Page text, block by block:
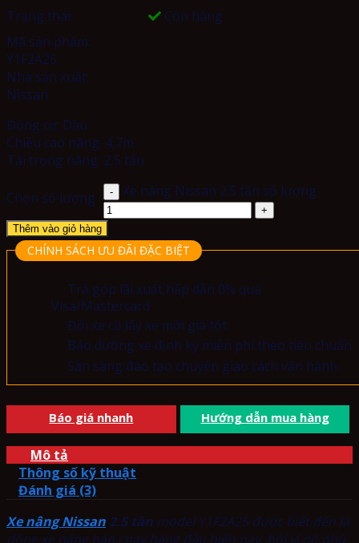
Trạng thái:
Còn hàng
Mã sản phẩm:
Y1F2A25
Nhà sản xuất:
Nissan
Động cơ: Dầu
Chiều cao nâng: 4,7m
Tải trọng nâng: 2,5 tấn
Chọn số lượng Xe nâng Nissan 2.5 tấn số lượng
Thêm vào giỏ hàng
CHÍNH SÁCH ƯU ĐÃI ĐẶC BIỆT
Trả góp lãi xuất hấp dẫn 0% qua
Visa/Mastercard
Đổi xe cũ lấy xe mới giá tốt
Bảo dưỡng xe định kỳ miễn phí theo tiêu chuẩn
Sẵn sàng đào tạo chuyển giao cách vận hành
Báo giá nhanh Hướng dẫn mua hàng
Mô tả
Thông số kỹ thuật
Đánh giá (3)
Xe nâng Nissan 2.5 tấn model Y1F2A25 được biết đến là
dòng xe nâng bán chạy hàng đầu hiện nay, bởi vì nó phù